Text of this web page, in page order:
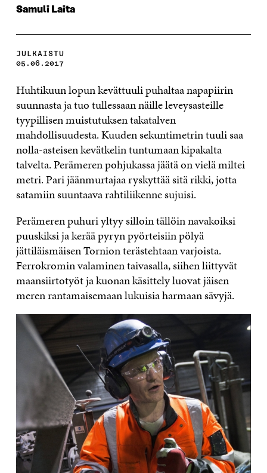
Samuli Laita
JULKAISTU
05.06.2017
Huhtikuun lopun kevättuuli puhaltaa napapiirin
suunnasta ja tuo tullessaan näille leveysasteille
tyypillisen muistutuksen takatalven
mahdollisuudesta. Kuuden sekuntimetrin tuuli saa
nolla-asteisen kevätkelin tuntumaan kipakalta
talvelta. Perämeren pohjukassa jäätä on vielä miltei
metri. Pari jäänmurtajaa ryskyttää sitä rikki, jotta
satamiin suuntaava rahtiliikenne sujuisi.
Perämeren puhuri yltyy silloin tällöin navakoiksi
puuskiksi ja kerää pyryn pyörteisiin pölyä
jättiläismäisen Tornion terästehtaan varjoista.
Ferrokromin valaminen taivasalla, siihen liittyvät
maansiirtotyöt ja kuonan käsittely luovat jäisen
meren rantamaisemaan lukuisia harmaan sävyjä.